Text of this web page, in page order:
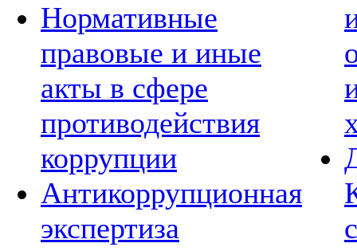
Нормативные
правовые и иные
акты в сфере
противодействия
коррупции
Антикоррупционная
экспертиза